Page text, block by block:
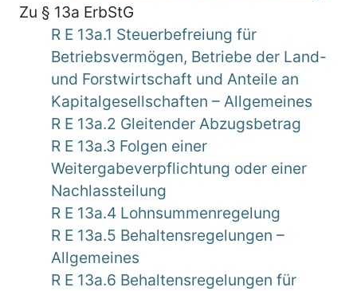
Zu § 13a ErbStG
R E 13a.1 Steuerbefreiung für
Betriebsvermögen, Betriebe der Land-
und Forstwirtschaft und Anteile an
Kapitalgesellschaften – Allgemeines
R E 13a.2 Gleitender Abzugsbetrag
R E 13a.3 Folgen einer
Weitergabeverpflichtung oder einer
Nachlassteilung
R E 13a.4 Lohnsummenregelung
R E 13a.5 Behaltensregelungen –
Allgemeines
R E 13a.6 Behaltensregelungen für